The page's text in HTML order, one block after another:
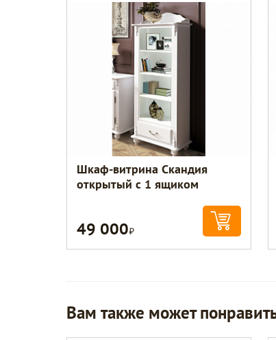
Шкаф-витрина Скандия
открытый с 1 ящиком
49 000Р
Вам также может